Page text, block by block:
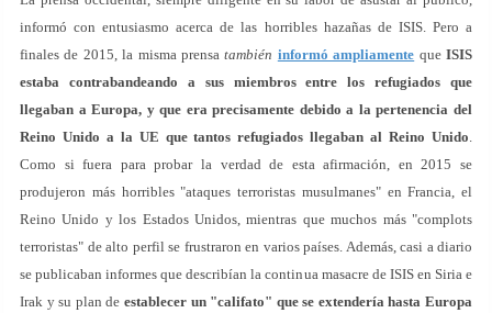
informó con entusiasmo acerca de las horribles hazañas de ISIS. Pero a
finales de 2015, la misma prensatambién informó ampliamente queISIS
estaba contrabandeando a sus miembros entre los refugiados que
llegaban a Europa, y que era precisamente debido a la pertenencia del
Reino Unido a la UE que tantos refugiados llegaban al Reino Unido.
Como si fuera para probar la verdad de esta afirmación, en 2015 se
produjeron más horribles "ataques terroristas musulmanes" en Francia, el
Reino Unido y los Estados Unidos, mientras que muchos más "complots
terroristas" de alto perfil se frustraron en varios países. Además, casi a diario
se publicaban informes que describían la continua masacre de ISIS en Siria e
Irak y su plan de establecer un "califato" que se extendería hasta Europa